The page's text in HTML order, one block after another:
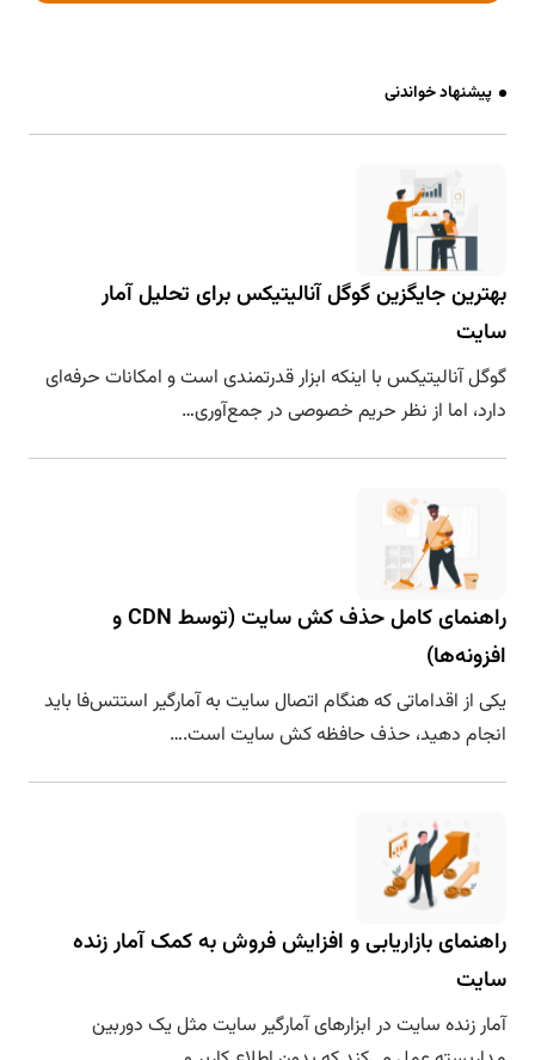
نشانی ایمیل شما منتشر نخواهد شد.بخش‌های موردنیاز
پیشنهاد خواندنی
بهترین جایگزین گوگل آنالیتیکس برای تحلیل آمار
سایت
گوگل آنالیتیکس با اینکه ابزار قدرتمندی است و امکانات حرفه‌ای
دارد، اما از نظر حریم خصوصی در جمع‌آوری…
راهنمای کامل حذف کش سایت (توسط CDN و
افزونه‌ها)
یکی از اقداماتی که هنگام اتصال سایت به آمارگیر استتس‌فا باید
انجام دهید، حذف حافظه کش سایت است.…
راهنمای بازاریابی و افزایش فروش به کمک آمار زنده
سایت
آمار زنده سایت در ابزارهای آمارگیر سایت مثل یک دوربین